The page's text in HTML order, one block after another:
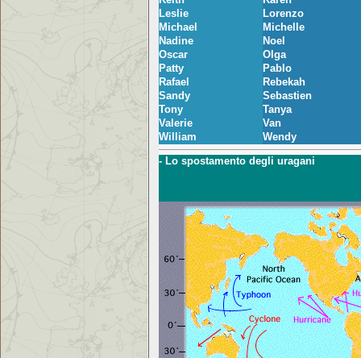
Leslie
Lorenzo
Michael
Michelle
Nadine
Noel
Oscar
Olga
Patty
Pablo
Rafael
Rebekah
Sandy
Sebastien
Tony
Tanya
Valerie
Van
William
Wendy
- Lo spostamento degli uragani